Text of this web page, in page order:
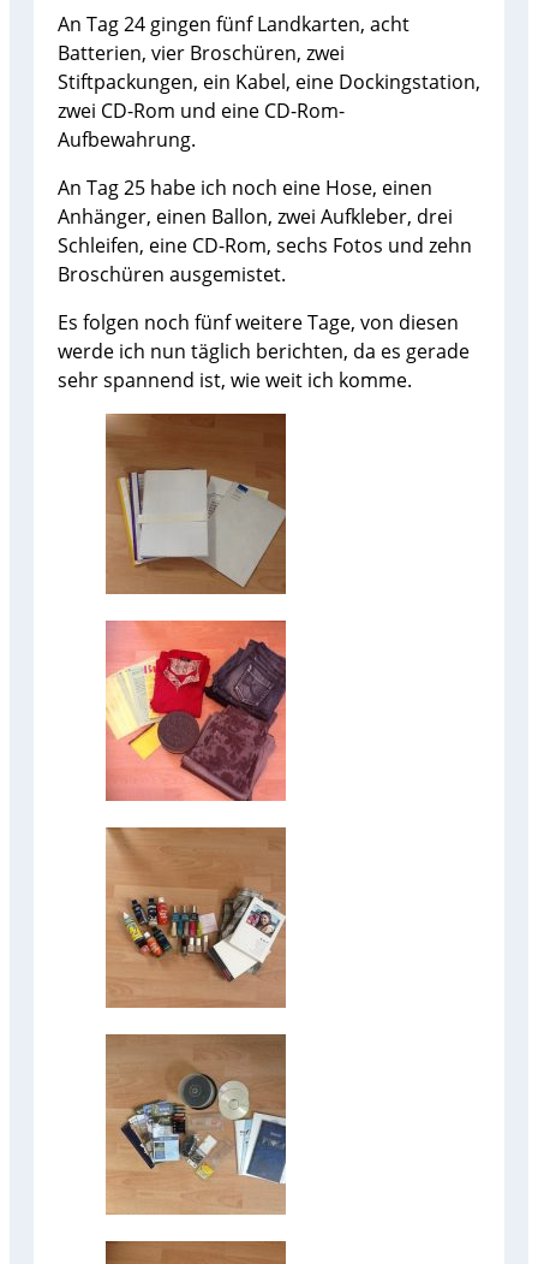
An Tag 24 gingen fünf Landkarten, acht
Batterien, vier Broschüren, zwei
Stiftpackungen, ein Kabel, eine Dockingstation,
zwei CD-Rom und eine CD-Rom-
Aufbewahrung.
An Tag 25 habe ich noch eine Hose, einen
Anhänger, einen Ballon, zwei Aufkleber, drei
Schleifen, eine CD-Rom, sechs Fotos und zehn
Broschüren ausgemistet.
Es folgen noch fünf weitere Tage, von diesen
werde ich nun täglich berichten, da es gerade
sehr spannend ist, wie weit ich komme.